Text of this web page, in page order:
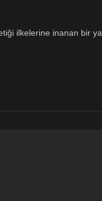
ilkelerine inanan bir